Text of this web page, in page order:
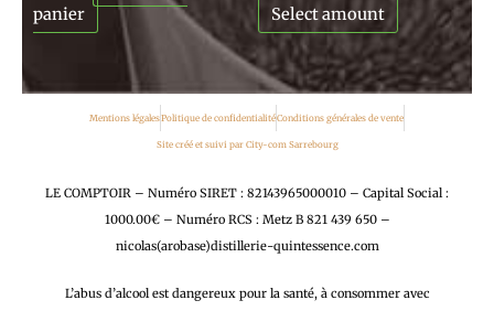
panier
Select amount
Mentions légalesPolitique de confidentialitéConditions générales de vente
Site créé et suivi par City-com Sarrebourg
LE COMPTOIR – Numéro SIRET : 82143965000010 – Capital Social :
1000.00€ – Numéro RCS : Metz B 821 439 650 –
nicolas(arobase)distillerie-quintessence.com
L’abus d’alcool est dangereux pour la santé, à consommer avec